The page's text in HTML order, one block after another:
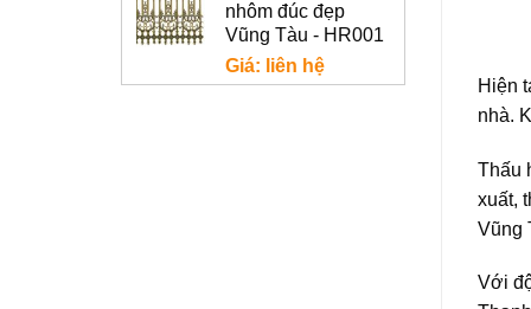
nhôm đúc đẹp
Vũng Tàu - HR001
Giá: liên hệ
Hiện
nhà.
Thấu
xuất,
Vũng
Với